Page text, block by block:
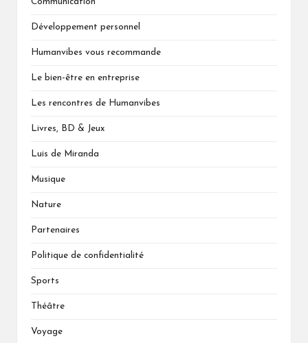
Développement personnel
Humanvibes vous recommande
Le bien-être en entreprise
Les rencontres de Humanvibes
Livres, BD & Jeux
Luis de Miranda
Musique
Nature
Partenaires
Politique de confidentialité
Sports
Théâtre
Voyage